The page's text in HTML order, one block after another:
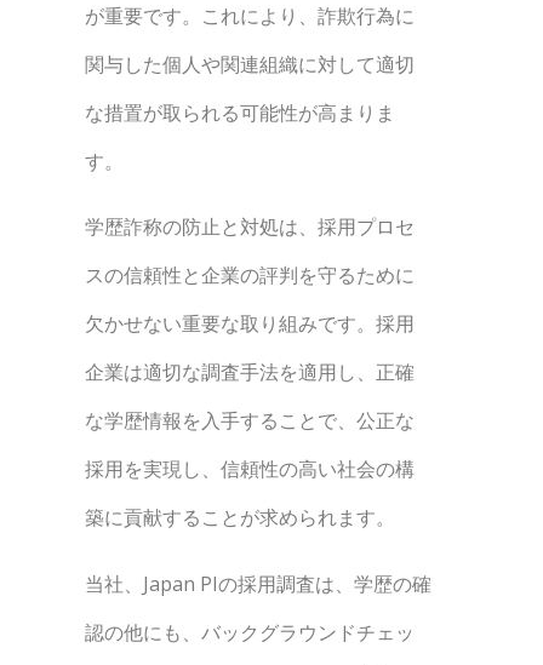
が重要です。これにより、詐欺行為に
関与した個人や関連組織に対して適切
な措置が取られる可能性が高まりま
す。
学歴詐称の防止と対処は、採用プロセ
スの信頼性と企業の評判を守るために
欠かせない重要な取り組みです。採用
企業は適切な調査手法を適用し、正確
な学歴情報を入手することで、公正な
採用を実現し、信頼性の高い社会の構
築に貢献することが求められます。
当社、Japan PIの採用調査は、学歴の確
認の他にも、バックグラウンドチェッ